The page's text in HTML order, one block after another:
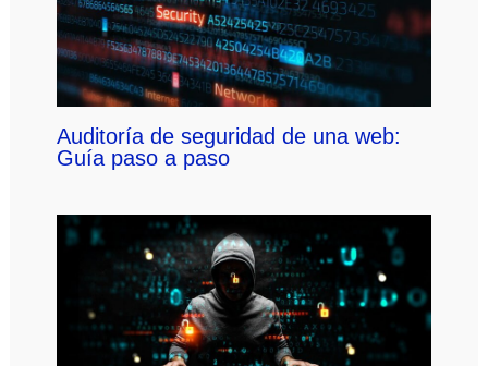
Auditoría de seguridad de una web:
Guía paso a paso